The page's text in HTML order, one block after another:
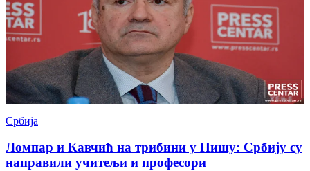
Србија
Ломпар и Кавчић на трибини у Нишу: Србију су
направили учитељи и професори